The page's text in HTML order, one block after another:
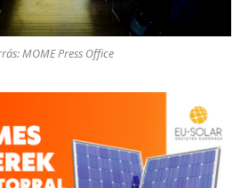
MOME Press Office